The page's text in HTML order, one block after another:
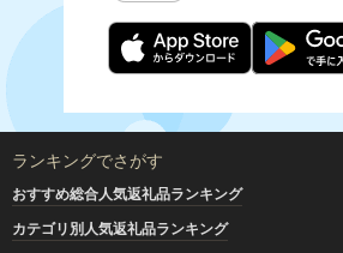
ランキングでさがす
おすすめ総合人気返礼品ランキング
カテゴリ別人気返礼品ランキング